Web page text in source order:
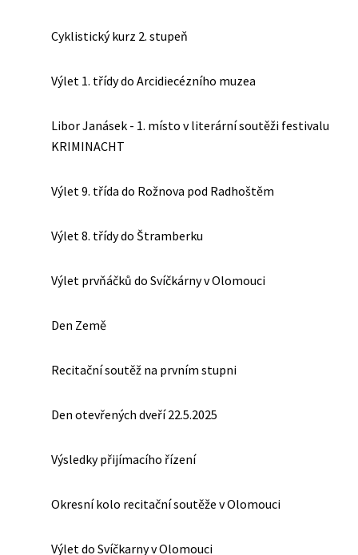
Cyklistický kurz 2. stupeň
Výlet 1. třídy do Arcidiecézního muzea
Libor Janásek - 1. místo v literární soutěži festivalu
KRIMINACHT
Výlet 9. třída do Rožnova pod Radhoštěm
Výlet 8. třídy do Štramberku
Výlet prvňáčků do Svíčkárny v Olomouci
Den Země
Recitační soutěž na prvním stupni
Den otevřených dveří 22.5.2025
Výsledky přijímacího řízení
Okresní kolo recitační soutěže v Olomouci
Výlet do Svíčkarny v Olomouci